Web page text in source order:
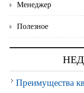
Менеджер
Полезное
Преимущества